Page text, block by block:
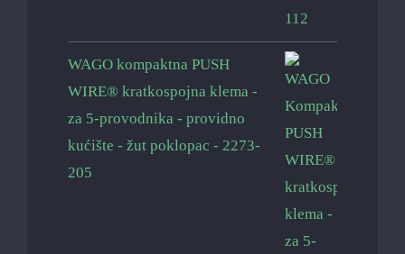
WAGO kompaktna PUSH
WIRE® kratkospojna klema -
za 5-provodnika - providno
kućište - žut poklopac - 2273-
205